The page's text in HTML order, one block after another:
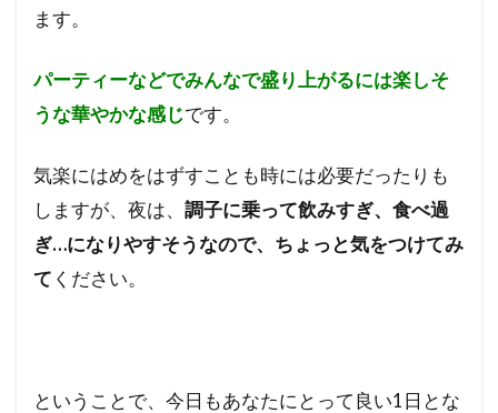
ます。
パーティーなどでみんなで盛り上がるには楽しそ
うな華やかな感じです。
気楽にはめをはずすことも時には必要だったりも
しますが、夜は、 調子に乗って飲みすぎ、食べ過
ぎ…になりやすそうなので、ちょっと気をつけてみ
て ください。
ということで、今日もあなたにとって良い1日とな